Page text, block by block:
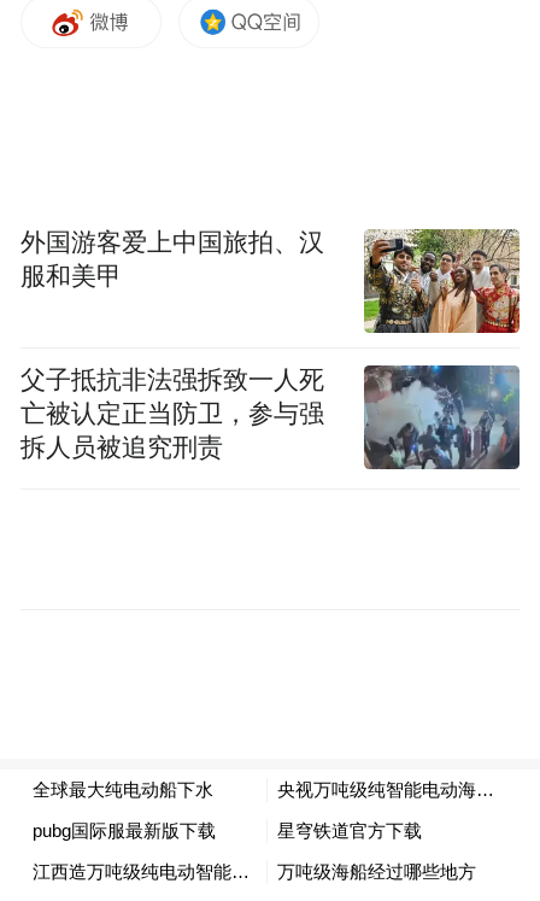
九江市湖口县成功下水。(湖口县融媒体中心供图)
发展具有里程碑式意义。
“特别声明：以上作品内容(包括在内的视频、图片或音
频)为凤凰网旗下自媒体平台“大风号”用户上传并发
布，本平台仅提供信息存储空间服务。
外国游客爱上中国旅拍、汉
服和美甲
父子抵抗非法强拆致一人死
亡被认定正当防卫，参与强
拆人员被追究刑责